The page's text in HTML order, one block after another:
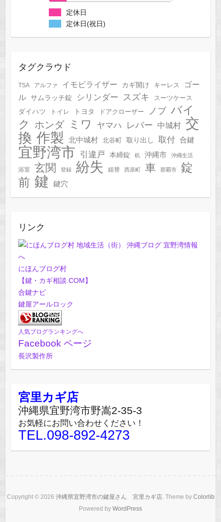
定休日
定休日(祝日)
タグクラウド
TSA アルファ イモビライザー カギ開け キーレス
ゴー
ル サムラッチ錠 シリンダー スズキ
スーツケース
ダイハツ
トイレ トヨタ ドアクローザー ノブ バイ
ク
ホンダ ミワ ヤマハ レバー 中城村 交
換 作製 北中城村 北谷町 取り出し 取付 合鍵
宜野湾市 引違戸 本締錠 机 沖縄市 沖縄生活
浴室 玄関 登録 紛失 組替 西原町 車 那覇市
錠
前 鍵 鍵穴
リンク
にほんブログ村
【鍵・カギ相談.COM】
合鍵ナビ
鍵屋アールロック
人気ブログランキングへ
Facebook ページ
長沢製作所
宮里カギ店
沖縄県宜野湾市野嵩2-35-3
お気軽にお問い合わせください！
TEL.098-892-4273
Copyright © 2026 沖縄県宜野湾市の鍵屋さん 宮里カギ店. Theme by Colorlib
Powered by WordPress